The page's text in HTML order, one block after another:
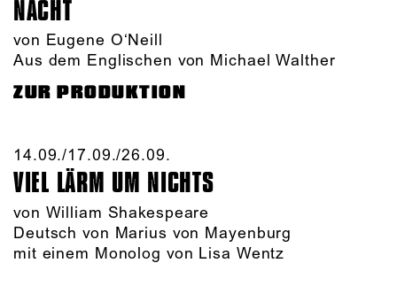
NACHT
von Eugene O‘Neill
Aus dem Englischen von Michael Walther
ZUR PRODUKTION
14.09./​17.09./​26.09.​
VIEL LÄRM UM NICHTS
von William Shakespeare
Deutsch von Marius von Mayenburg
mit einem Monolog von Lisa Wentz